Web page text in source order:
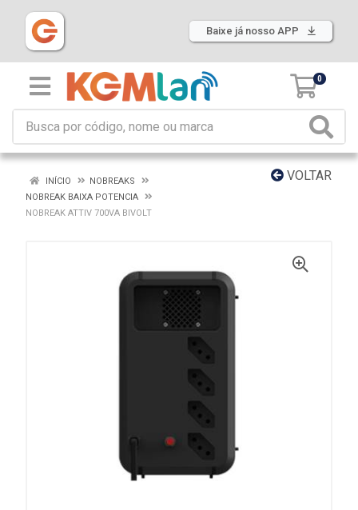
Baixe já nosso APP
0
VOLTAR
INÍCIO
NOBREAKS
NOBREAK BAIXA POTENCIA
NOBREAK ATTIV 700VA BIVOLT